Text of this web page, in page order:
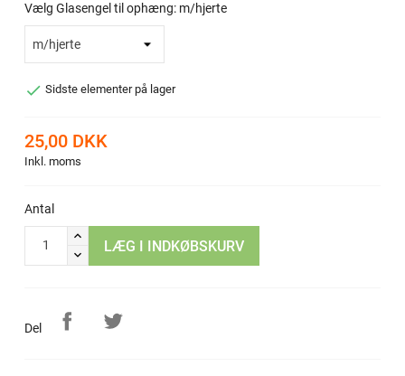
Vælg Glasengel til ophæng: m/hjerte
 Sidste elementer på lager
25,00 DKK
Inkl. moms
Antal
LÆG I INDKØBSKURV
Del